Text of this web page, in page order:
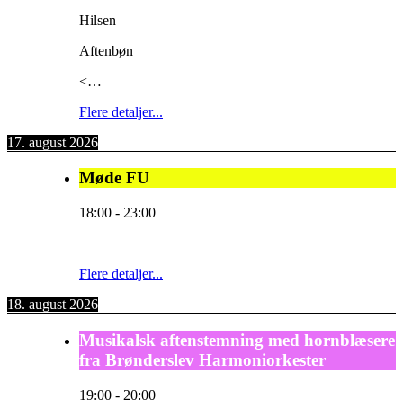
Hilsen
Aftenbøn
<…
Flere detaljer...
17. august 2026
Møde FU
18:00 - 23:00
Flere detaljer...
18. august 2026
Musikalsk aftenstemning med hornblæsere
fra Brønderslev Harmoniorkester
19:00 - 20:00